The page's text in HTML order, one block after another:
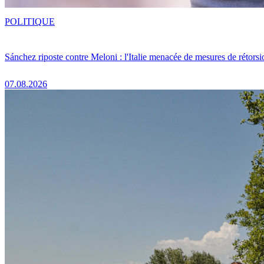
Sánchez riposte contre Meloni : l'Italie menacée de mesures de
07.08.2026
POLITIQUE